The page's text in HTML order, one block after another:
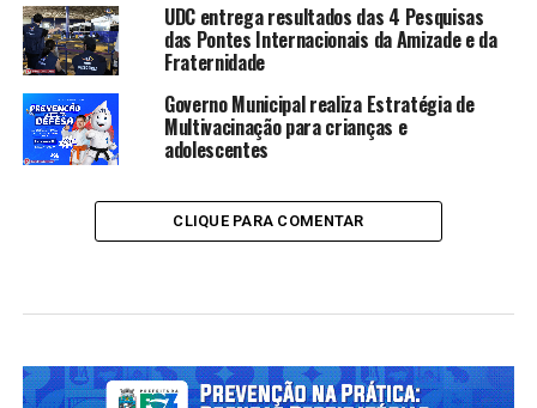
UDC entrega resultados das 4 Pesquisas
das Pontes Internacionais da Amizade e da
Fraternidade
Governo Municipal realiza Estratégia de
Multivacinação para crianças e
adolescentes
CLIQUE PARA COMENTAR